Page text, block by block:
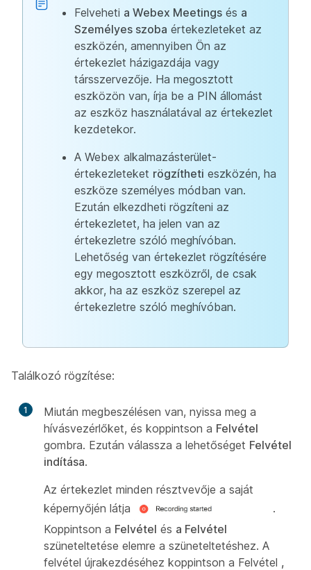
Felveheti a Webex Meetings és a
Személyes szoba értekezleteket az
eszközén, amennyiben Ön az
értekezlet házigazdája vagy
társszervezője. Ha megosztott
eszközön van, írja be a PIN állomást
az eszköz használatával az értekezlet
kezdetekor.
A Webex alkalmazásterület-
értekezleteket rögzítheti eszközén, ha
eszköze személyes módban van.
Ezután elkezdheti rögzíteni az
értekezletet, ha jelen van az
értekezletre szóló meghívóban.
Lehetőség van értekezlet rögzítésére
egy megosztott eszközről, de csak
akkor, ha az eszköz szerepel az
értekezletre szóló meghívóban.
Találkozó rögzítése:
1
Miután megbeszélésen van, nyissa meg a
hívásvezérlőket, és koppintson a Felvétel
gombra. Ezután válassza a lehetőséget Felvétel
indítása.
Az értekezlet minden résztvevője a saját
képernyőjén látja
.
Koppintson a Felvétel és a Felvétel
szüneteltetése elemre a szüneteltetéshez. A
felvétel újrakezdéséhez koppintson a Felvétel ,